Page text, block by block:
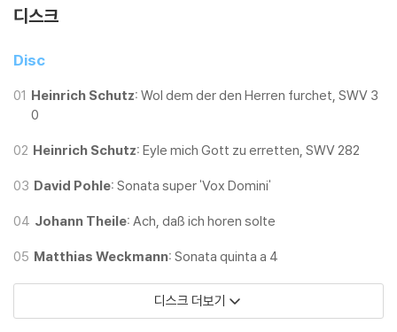
디스크
Disc
01 Heinrich Schutz: Wol dem der den Herren furchet, SWV 3
0
02 Heinrich Schutz: Eyle mich Gott zu erretten, SWV 282
03 David Pohle: Sonata super 'Vox Domini'
04 Johann Theile: Ach, daß ich horen solte
05 Matthias Weckmann: Sonata quinta a 4
디스크 더보기